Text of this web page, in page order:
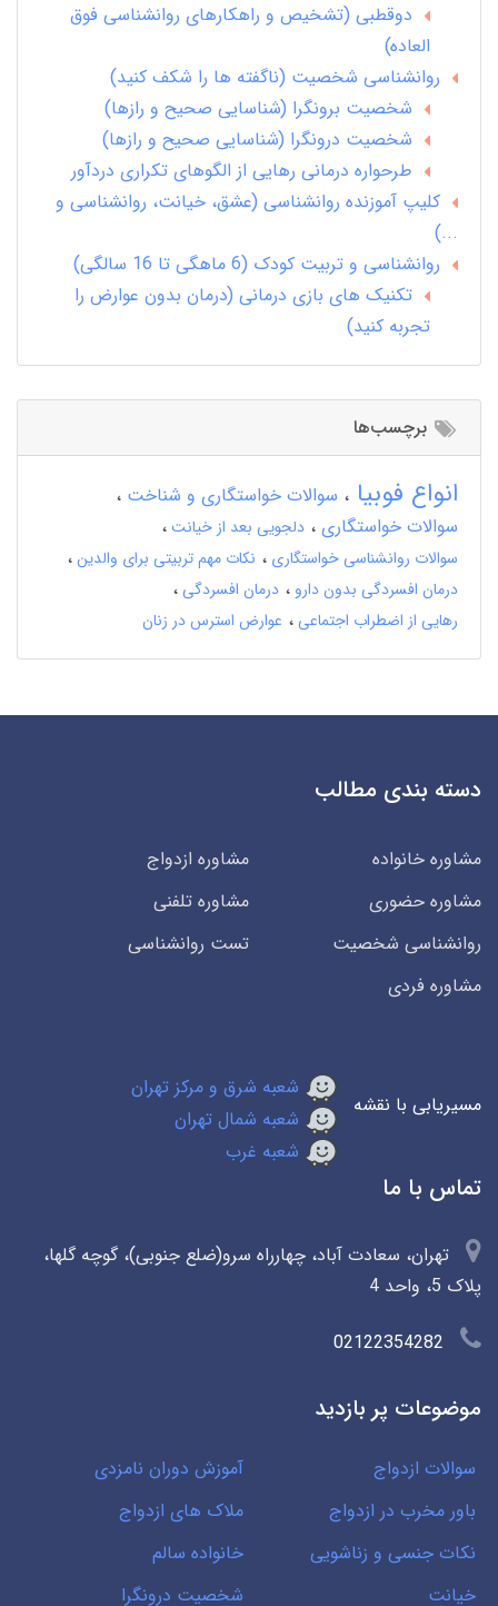
دوقطبی (تشخیص و راهکارهای روانشناسی فوق
العاده)
روانشناسی شخصیت (ناگفته ها را شکف کنید)
شخصیت برونگرا (شناسایی صحیح و رازها)
شخصیت درونگرا (شناسایی صحیح و رازها)
طرحواره درمانی رهایی از الگوهای تکراری دردآور
کلیپ آموزنده روانشناسی (عشق، خیانت، روانشناسی و
...)
روانشناسی و تربیت کودک (6 ماهگی تا 16 سالگی)
تکنیک های بازی درمانی (درمان بدون عوارض را
تجربه کنید)
برچسب‌ها
انواع فوبیا
سوالات خواستگاری و شناخت
سوالات خواستگاری
دلجویی بعد از خیانت
سوالات روانشناسی خواستگاری
نکات مهم تربیتی برای والدین
درمان افسردگی بدون دارو
درمان افسردگی
رهایی از اضطراب اجتماعی
عوارض استرس در زنان
دسته بندی مطالب
مشاوره خانواده
مشاوره ازدواج
مشاوره حضوری
مشاوره تلفنی
روانشناسی شخصیت
تست روانشناسی
مشاوره فردی
مسیریابی با نقشه
شعبه شرق و مرکز تهران
شعبه شمال تهران
شعبه غرب
تماس با ما
تهران، سعادت آباد، چهارراه سرو(ضلع جنوبی)، گوچه گلها،
پلاک 5، واحد 4
02122354282
موضوعات پر بازدید
سوالات ازدواج
آموزش دوران نامزدی
باور مخرب در ازدواج
ملاک های ازدواج
نکات جنسی و زناشویی
خانواده سالم
خیانت
شخصیت درونگرا